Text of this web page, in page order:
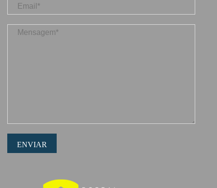
ENVIAR